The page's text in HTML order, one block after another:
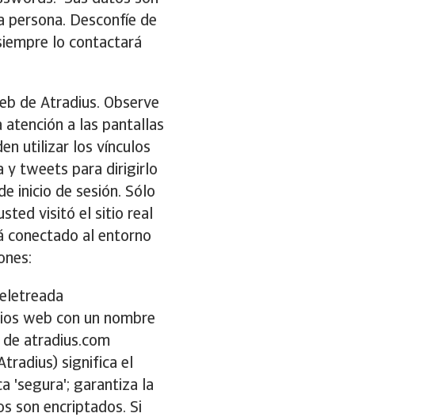
Desconfíe de
lo contactará
de Atradius. Observe
atención a las pantallas
utilizar los vínculos
y tweets para dirigirlo
inicio de sesión. Sólo
visitó el sitio real
conectado al entorno
web con un nombre
atradius.com
significa el
'segura'; garantiza la
son encriptados. Si